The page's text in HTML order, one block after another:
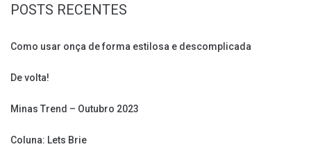
POSTS RECENTES
Como usar onça de forma estilosa e descomplicada
De volta!
Minas Trend – Outubro 2023
Coluna: Lets Brie